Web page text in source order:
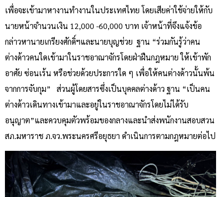
เพื่อจะเข้ามาหางานทำงานในประเทศไทย โดยเสียค่าใช้จ่ายให้กับ
นายหน้าจำนวนเงิน 12,000 -60,000 บาท เจ้าหน้าที่จึงแจ้งข้อ
กล่าวหานายเกรียงศักดิ์ฯและนายบุญช่วย ฐาน “ร่วมกันรู้ว่าคน
ต่างด้าวคนใดเข้ามาในราชอาณาจักรโดยฝ่าฝืนกฎหมาย ให้เข้าพัก
อาศัย ซ่อนเร้น หรือช่วยด้วยประการใด ๆ เพื่อให้คนต่างด้าวนั้นพ้น
จากการจับกุม” ส่วนผู้โดยสารซึ่งเป็นบุคคลต่างด้าว ฐาน “เป็นคน
ต่างด้าวเดินทางเข้ามาและอยู่ในราชอาณาจักรโดยไม่ได้รับ
อนุญาต”และควบคุมตัวพร้อมของกลางและนำส่งพนักงานสอบสวน
สภ.มหาราช ภ.จว.พระนครศรีอยุธยา ดำเนินการตามกฎหมายต่อไป